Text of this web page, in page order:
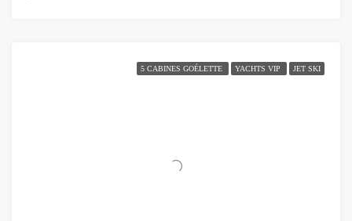
5 CABINES GOÉLETTE YACHTS VIP JET SKI